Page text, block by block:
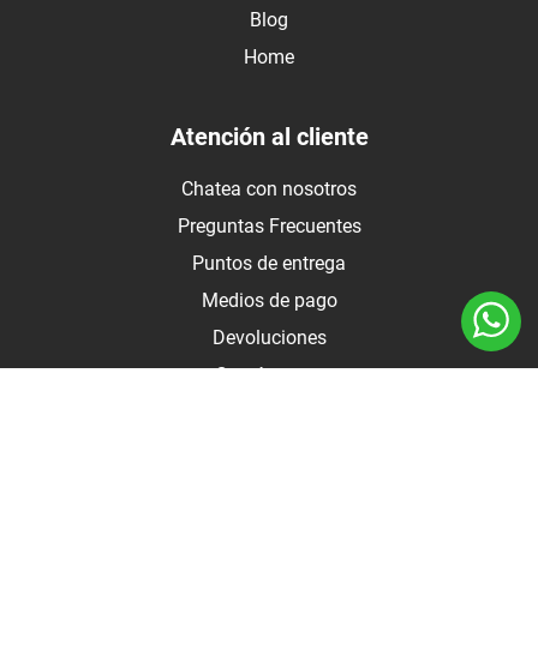
Blog
Home
Atención al cliente
Chatea con nosotros
Preguntas Frecuentes
Puntos de entrega
Medios de pago
Devoluciones
Contáctanos